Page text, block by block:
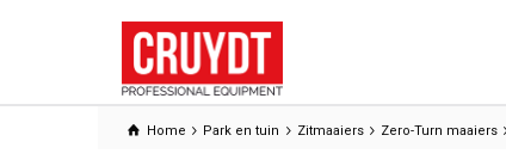
Home Park en tuin Zitmaaiers Zero-Turn maaiers